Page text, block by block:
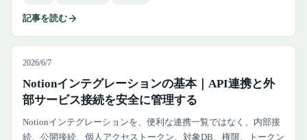
記事を読む
2026/6/7
Notionインテグレーションの基本｜API連携と外
部サービス接続を安全に管理する
Notionインテグレーションを、便利な連携一覧ではなく、内部接
続、公開接続、個人アクセストークン、対象DB、権限、トークン